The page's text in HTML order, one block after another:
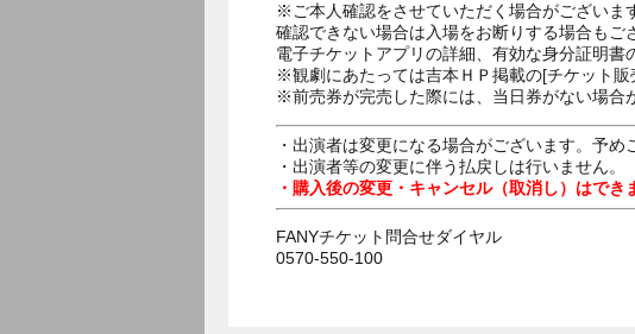
※ご本人確認をさせていただく場合がございま
確認できない場合は入場をお断りする場合もご
電子チケットアプリの詳細、有効な身分証明書
※観劇にあたっては吉本ＨＰ掲載の[チケット販
※前売券が完売した際には、当日券がない場合
・出演者は変更になる場合がございます。予め
・出演者等の変更に伴う払戻しは行いません。
・購入後の変更・キャンセル（取消し）はでき
FANYチケット問合せダイヤル
0570-550-100